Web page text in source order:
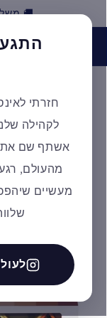
דילוג 🚚 משלוח
האינסטגרם של
חזרתי
לקהילה
אשתף שם את
מהעולם,
מעשיים